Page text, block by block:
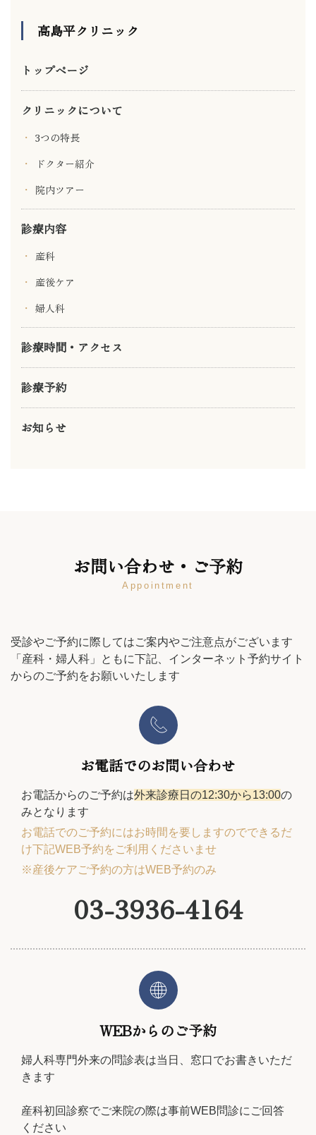
高島平クリニック
トップページ
クリニックについて
3つの特長
ドクター紹介
院内ツアー
診療内容
産科
産後ケア
婦人科
診療時間・アクセス
診療予約
お知らせ
お問い合わせ・ご予約
Appointment
受診やご予約に際してはご案内やご注意点がございます
「産科・婦人科」ともに下記、インターネット予約サイト
からのご予約をお願いいたします
お電話でのお問い合わせ
お電話からのご予約は外来診療日の12:30から13:00の
みとなります
お電話でのご予約にはお時間を要しますのでできるだ
け下記WEB予約をご利用くださいませ
※産後ケアご予約の方はWEB予約のみ
03-3936-4164
WEBからのご予約
婦人科専門外来の問診表は当日、窓口でお書きいただ
きます
産科初回診察でご来院の際は事前WEB問診にご回答
ください